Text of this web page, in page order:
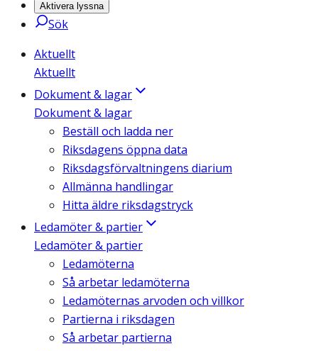
Aktivera lyssna
Sök
Aktuellt
Aktuellt
Dokument & lagar
Dokument & lagar
Beställ och ladda ner
Riksdagens öppna data
Riksdagsförvaltningens diarium
Allmänna handlingar
Hitta äldre riksdagstryck
Ledamöter & partier
Ledamöter & partier
Ledamöterna
Så arbetar ledamöterna
Ledamöternas arvoden och villkor
Partierna i riksdagen
Så arbetar partierna